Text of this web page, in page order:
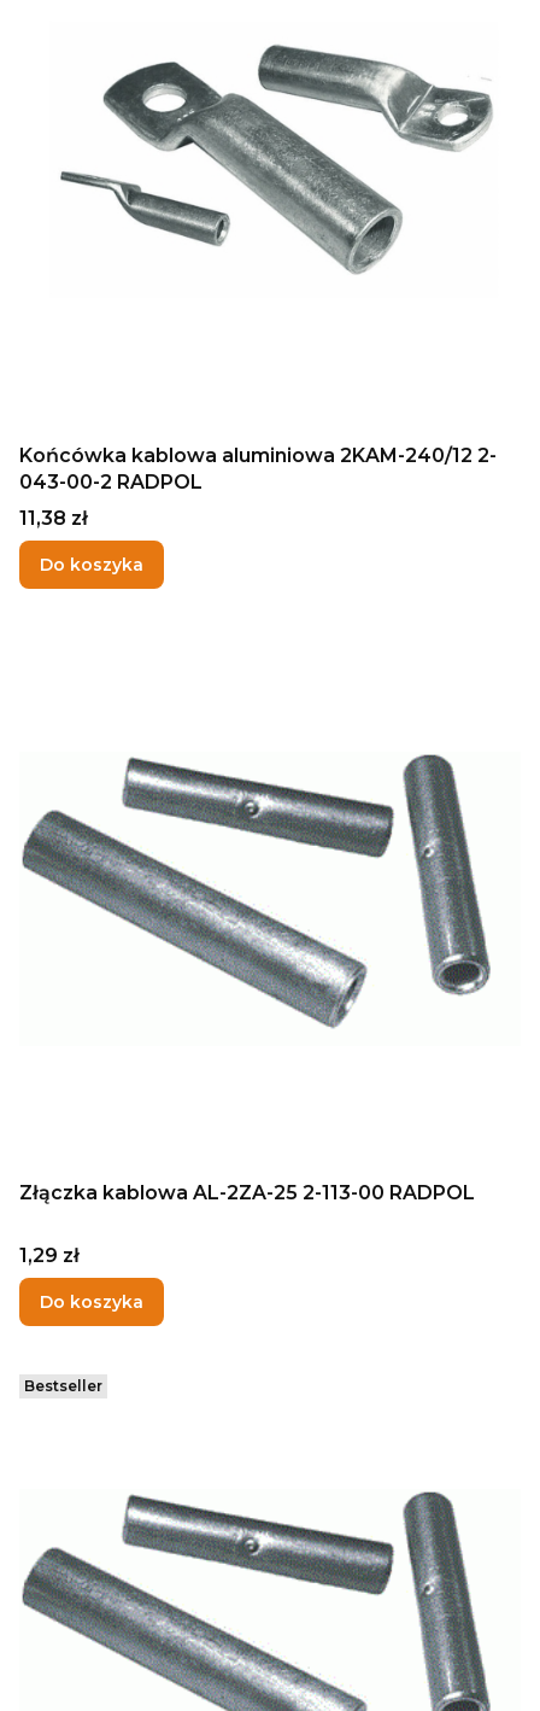
Końcówka kablowa aluminiowa 2KAM-240/12 2-
043-00-2 RADPOL
Cena
11,38 zł
Do koszyka
Złączka kablowa AL-2ZA-25 2-113-00 RADPOL
Cena
1,29 zł
Do koszyka
Bestseller